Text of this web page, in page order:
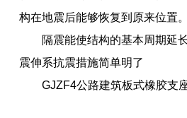
构在地震后能够恢复到原来位置。
隔震能使结构的基本周期延
震伸系抗震措施简单明了
GJZF4公路建筑板式橡胶支